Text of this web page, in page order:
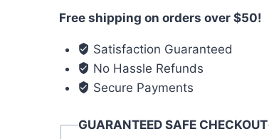
Free shipping on orders over $50!
Satisfaction Guaranteed
No Hassle Refunds
Secure Payments
GUARANTEED SAFE CHECKOUT